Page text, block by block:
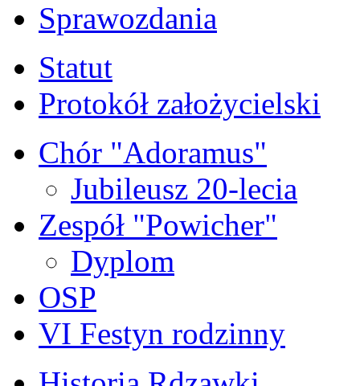
Sprawozdania
Statut
Protokół założycielski
Chór "Adoramus"
Jubileusz 20-lecia
Zespół "Powicher"
Dyplom
OSP
VI Festyn rodzinny